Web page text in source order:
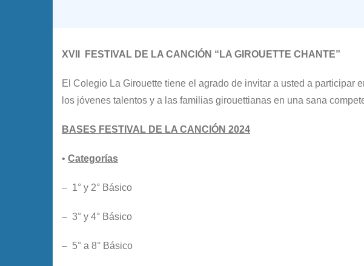
XVII FESTIVAL DE LA CANCIÓN “LA GIROUETTE CHANTE”
El Colegio La Girouette tiene el agrado de invitar a usted a participar
los jóvenes talentos y a las familias girouettianas en una sana
BASES FESTIVAL DE LA CANCIÓN 2024
• Categorías
– 1° y 2° Básico
– 3° y 4° Básico
– 5° a 8° Básico